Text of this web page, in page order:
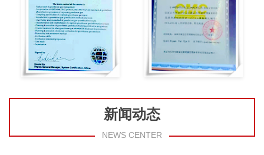
新闻动态
NEWS CENTER